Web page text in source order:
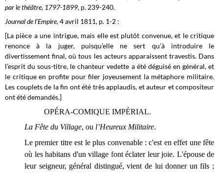
par le théâtre, 1797-1899, p. 239-240.
Journal de l’Empire, 4 avril 1811, p. 1-2 :
[La pièce a une intrigue, mais elle est plutôt convenue, et le critique
renonce à la juger, puisqu’elle ne sert qu’à introduire le
divertissement final, où tous les acteurs apparaissent travestis. Dans
l’esprit du sous-titre, le chanteur vedette a été déguisé en général, et
le critique en profite pour filer joyeusement la métaphore militaire.
Les couplets de la fin ont été très applaudis, et auteur et compositeur
ont été demandés.]
OPÉRA-COMIQUE IMPÉRIAL.
La Fête du Village, ou l’Heureux Militaire.
Le premier titre est le plus convenable : c'est en effet une fête
où les habitans d'un village font éclater leur joie. L'épouse de
leur seigneur, général distingué, vient de lui donner un fils ;